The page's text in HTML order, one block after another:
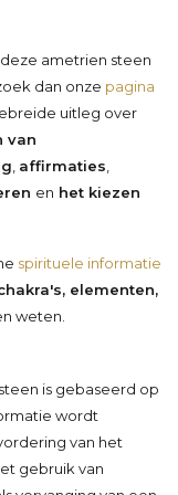
ametrien steen
dan onze pagina
uitleg over
van
affirmaties
en het kiezen
spirituele informatie
elementen,
weten.
is gebaseerd op
wordt
van het
gebruik van